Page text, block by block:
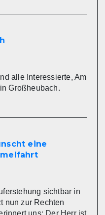
alle Interessierte, Am
Großheubach.
eine
sichtbar in
nun zur Rechten
uns: Der Herr ist